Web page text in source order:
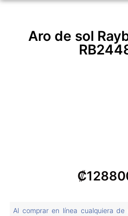
Aro de sol
₡
Al comprar en línea cualquiera